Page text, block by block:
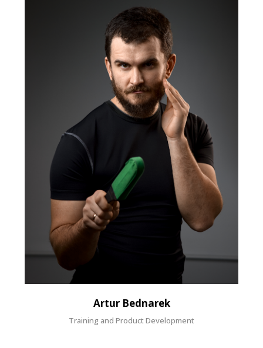
Artur Bednarek
Training and Product Development